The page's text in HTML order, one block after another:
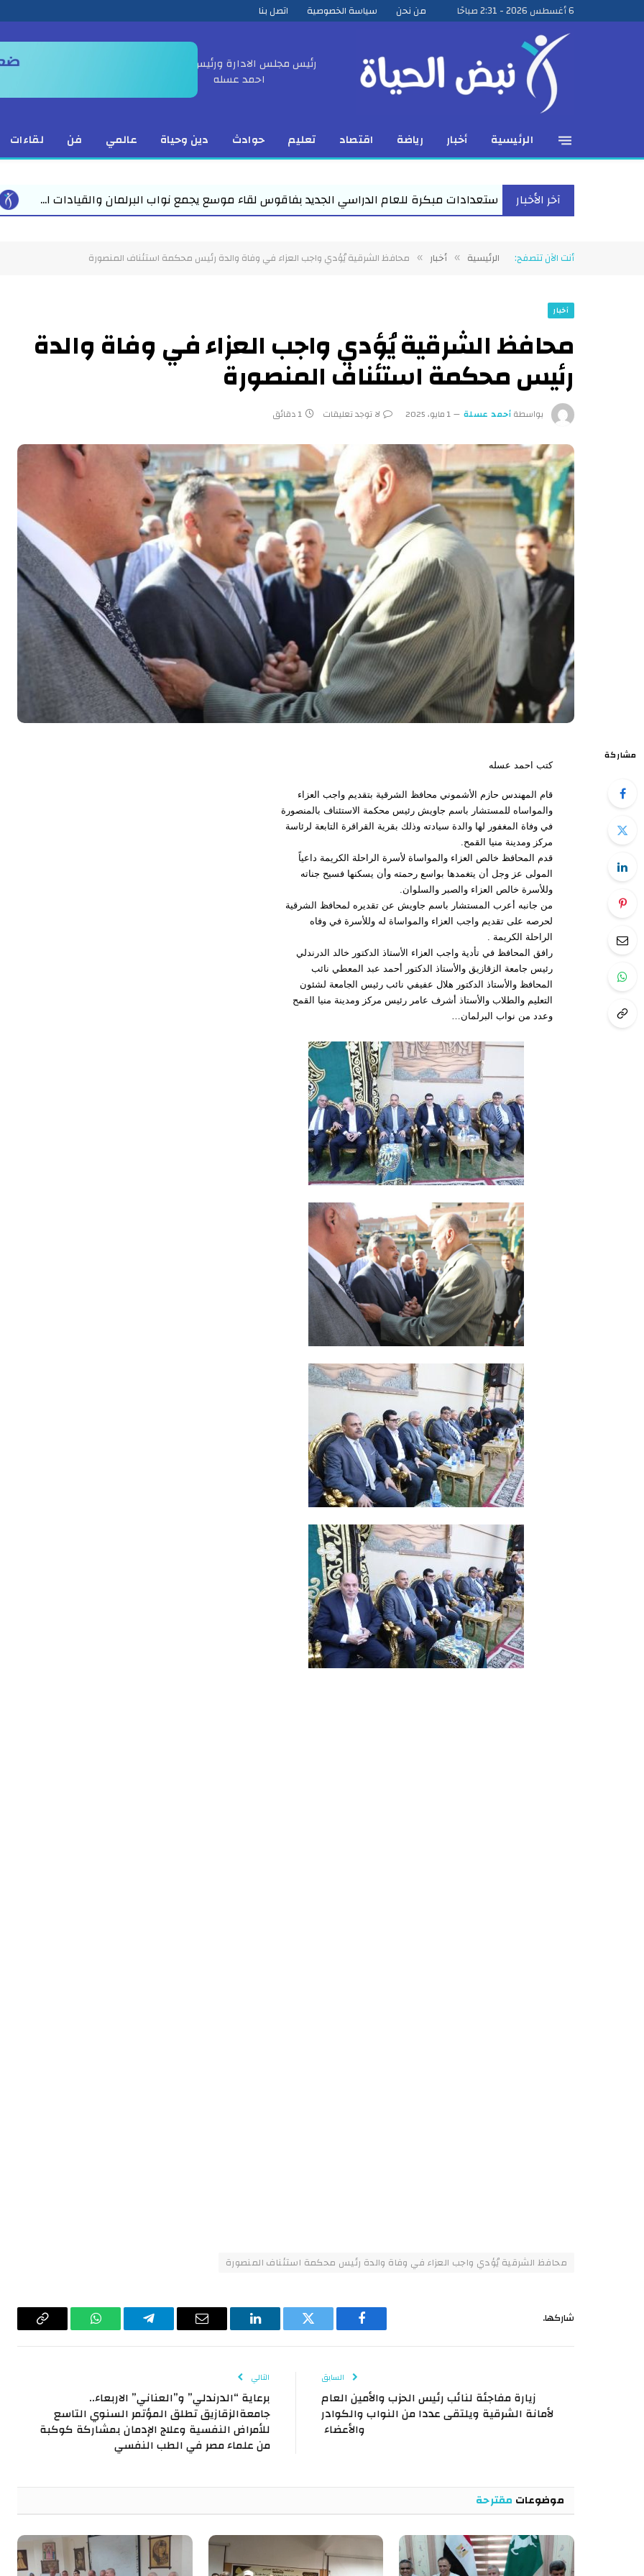
6 أغسطس 2026 - 2:31 صباحًا من نحن سياسة الخصوصية اتصل بنا
رئيس مجلس الادارة ورئيس التحرير
احمد عسله
الرئيسية أخبار رياضة اقتصاد تعليم حوادث دين وحياة عالمي فن لقاءات
آخر الأخبار
مبكرة للعام الدراسي الجديد بفاقوس لقاء موسع يجمع نواب البرلمان والقيادات ا... في لفتة حضارية راقية مدير
أنت الآن تتصفح: الرئيسية » أخبار » محافظ الشرقية يُؤدي واجب العزاء في وفاة والدة رئيس محكمة استئناف المنصورة
أخبار
محافظ الشرقية يُؤدي واجب العزاء في وفاة والدة
رئيس محكمة استئناف المنصورة
بواسطةأحمد عسلة 1 مايو، 2025 لا توجد تعليقات 1 دقائق
مشاركة
كتب احمد عسله
قام المهندس حازم الأشموني محافظ الشرقية بتقديم واجب العزاء
والمواساه للمستشار باسم جاويش رئيس محكمة الاستئناف بالمنصورة
في وفاة المغفور لها والدة سيادته وذلك بقرية القراقرة التابعة لرئاسة
مركز ومدينة منيا القمح.
قدم المحافظ خالص العزاء والمواساة لأسرة الراحلة الكريمة داعياً
المولى عز وجل أن يتغمدها بواسع رحمته وأن يسكنها فسيح جناته
وللأسرة خالص العزاء والصبر والسلوان.
من جانبه أعرب المستشار باسم جاويش عن تقديره لمحافظ الشرقية
لحرصه على تقديم واجب العزاء والمواساة له وللأسرة في وفاه
الراحلة الكريمة .
رافق المحافظ في تأدية واجب العزاء الأستاذ الدكتور خالد الدرندلي
رئيس جامعة الزقازيق والأستاذ الدكتور أحمد عبد المعطي نائب
المحافظ والأستاذ الدكتور هلال عفيفي نائب رئيس الجامعة لشئون
التعليم والطلاب والأستاذ أشرف عامر رئيس مركز ومدينة منيا القمح
وعدد من نواب البرلمان…
محافظ الشرقية يُؤدي واجب العزاء في وفاة والدة رئيس محكمة استئناف المنصورة
شاركها.
فيسبوك تويتر لينكدإن
البريد
تيلقرام واتساب
Copy
السابق
زيارة مفاجئة لنائب رئيس الحزب والأمين العام
لأمانة الشرقية ويلتقى عددا من النواب والكوادر
والأعضاء
التالي
برعاية “الدرندلي” و”العناني” الاربعاء..
جامعةالزقازيق تطلق المؤتمر السنوي التاسع
للأمراض النفسية وعلاج الإدمان بمشاركة كوكبة
من علماء مصر في الطب النفسي
موضوعات مقترحة